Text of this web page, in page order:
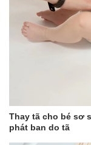
Thay tã cho bé sơ
phát ban do tã